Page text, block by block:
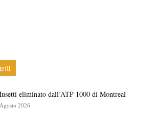
eliminato dall’ATP 1000 di Montreal
2026